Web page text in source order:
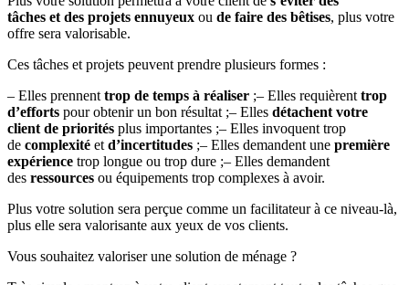
tâches et des projets ennuyeux ou de faire des bêtises, plus votre
offre sera valorisable.
Ces tâches et projets peuvent prendre plusieurs formes :
– Elles prennent trop de temps à réaliser ;– Elles requièrent trop
d’efforts pour obtenir un bon résultat ;– Elles détachent votre
client de priorités plus importantes ;– Elles invoquent trop
de complexité et d’incertitudes ;– Elles demandent une première
expérience trop longue ou trop dure ;– Elles demandent
des ressources ou équipements trop complexes à avoir.
Plus votre solution sera perçue comme un facilitateur à ce niveau-là,
plus elle sera valorisante aux yeux de vos clients.
Vous souhaitez valoriser une solution de ménage ?